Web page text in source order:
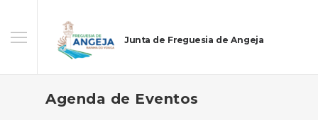
Junta de Freguesia de Angeja
Agenda de Eventos